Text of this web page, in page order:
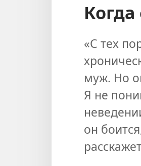
«С тех
муж. Но
Я не
он